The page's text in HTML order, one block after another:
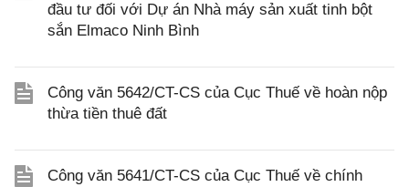
đầu tư đối với Dự án Nhà máy sản xuất tinh bột
sắn Elmaco Ninh Bình
Công văn 5642/CT-CS của Cục Thuế về hoàn nộp
thừa tiền thuê đất
Công văn 5641/CT-CS của Cục Thuế về chính